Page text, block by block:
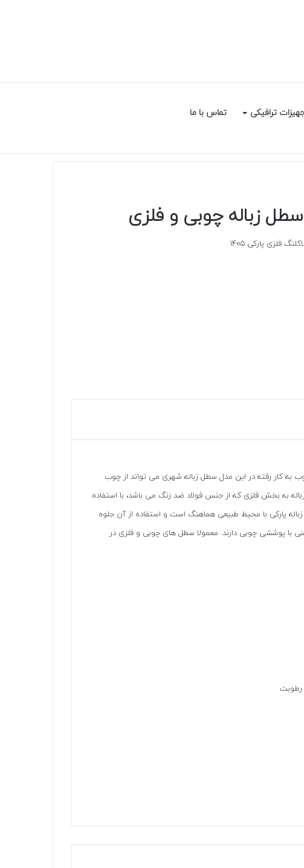
ترافیکی تماس با ما
زباله چوبی و فلزی
فلزی پارکی 1405
کار رفته در این مدل سطل زباله شهری می تواند از چوب
به بخش فلزی که از جنس فولاد ضد زنگ می باشد، با استفاده
کلا به دلیل ظاهر چوبی این نوع سطل زباله پارکی با محیط طبیعی هماهنگ است و استفاده از آن جلوه
با پوششی چوبی دارند. معمولا سطل های چوبی و فلزی در
رطوبت